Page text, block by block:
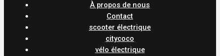
À propos de nous
Contact
scooter électrique
citycoco
vélo électrique